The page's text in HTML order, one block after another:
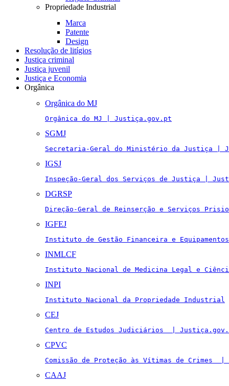
Propriedade Industrial
Marca
Patente
Design
Resolução de litígios
Justiça criminal
Justiça juvenil
Justiça e Economia
Orgânica
Orgânica do MJ
Orgânica do MJ | Justiça.gov.pt
SGMJ
Secretaria-Geral do Ministério da Justiça |
IGSJ
Inspeção-Geral dos Serviços de Justiça |
DGRSP
Direção-Geral de Reinserção e Serviços
IGFEJ
Instituto de Gestão Financeira e
INMLCF
Instituto Nacional de Medicina Legal e
INPI
Instituto Nacional da Propriedade Industrial
CEJ
Centro de Estudos Judiciários  |
CPVC
Comissão de Proteção às Vítimas de Crimes
CAAJ